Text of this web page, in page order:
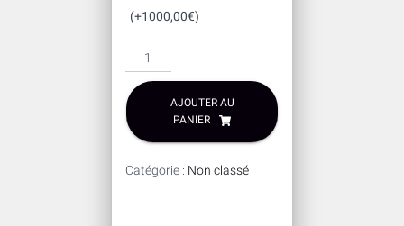
(+1000,00€)
quantité
de
Cours
moniteur
AFF
AFF
AJOUTER AU
PANIER
Catégorie : Non classé